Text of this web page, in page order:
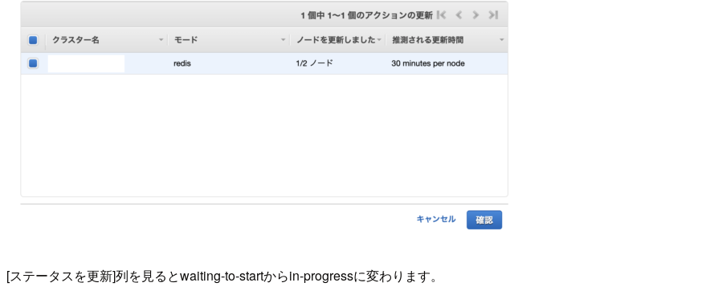
[ステータスを更新]列を見るとwaiting-to-startからin-progressに変わります。